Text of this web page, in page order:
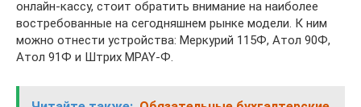
онлайн-кассу, стоит обратить внимание на наиболее
востребованные на сегодняшнем рынке модели. К ним
можно отнести устройства: Меркурий 115Ф, Атол 90Ф,
Атол 91Ф и Штрих MPAY-Ф.